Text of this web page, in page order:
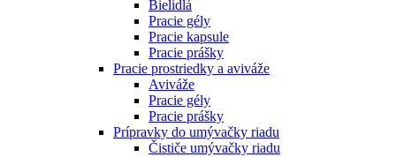
Bielidlá
Pracie gély
Pracie kapsule
Pracie prášky
Pracie prostriedky a aviváže
Aviváže
Pracie gély
Pracie prášky
Prípravky do umývačky riadu
Čističe umývačky riadu